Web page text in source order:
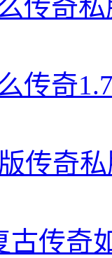
传奇
传奇
传奇
古传奇